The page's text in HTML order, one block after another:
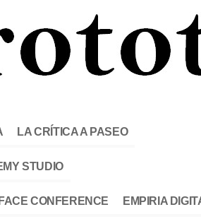
LA CRÍTICA A PASEO
STUDIO
CONFERENCE EMPIRIA